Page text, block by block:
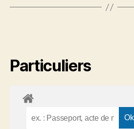
Particuliers